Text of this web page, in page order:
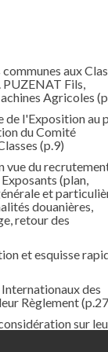
aux
Fils,
Agricoles
de l'Exposition au
du Comité
(p.9)
vue du
(plan,
et
douanières,
retour des
et esquisse
des
Règlement
sur